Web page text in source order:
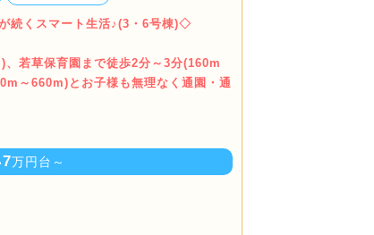
続くスマート生活♪(3・6号棟)◇
若草保育園まで徒歩2分～3分(160m
～660m)とお子様も無理なく通園・通
7万円台～